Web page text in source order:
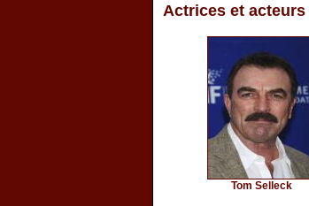
Actrices et acteurs
Tom Selleck